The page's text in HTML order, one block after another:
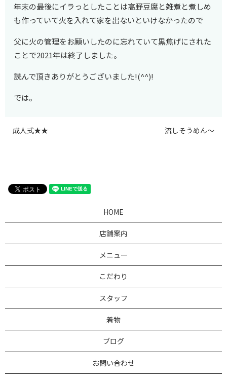
年末の最後にイラっとしたことは高野豆腐と雑煮と煮しめ
も作っていて火を入れて家を出ないといけなかったので
父に火の管理をお願いしたのに忘れていて黒焦げにされた
ことで2021年は終了しました。
読んで頂きありがとうございました!(^^)!
では。
成人式★★ 流しそうめん～
HOME
店舗案内
メニュー
こだわり
スタッフ
着物
ブログ
お問い合わせ